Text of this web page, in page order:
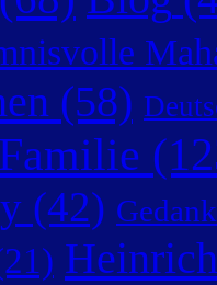
(58)
Familie
(42)